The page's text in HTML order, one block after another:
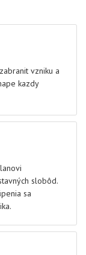
vzniku a
kazdy
slobôd.
sa